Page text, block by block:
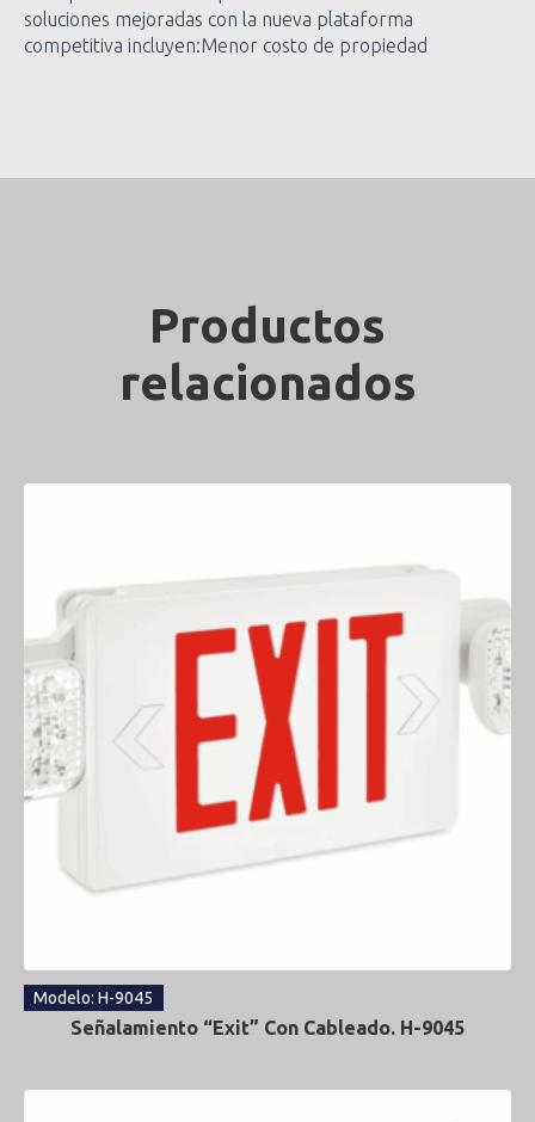
soluciones mejoradas con la nueva plataforma
competitiva incluyen:Menor costo de propiedad
Productos
relacionados
Modelo: H-9045
Señalamiento “Exit” Con Cableado. H-9045